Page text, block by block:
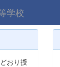
学校
おり授